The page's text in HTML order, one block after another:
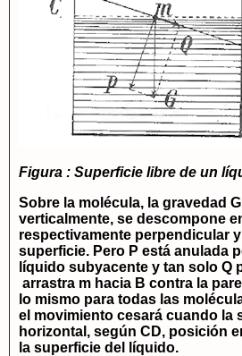
Figura : Superficie libre de un
Sobre la molécula, la gravedad
verticalmente, se descompone
respectivamente perpendicular
superficie. Pero P está anulada
líquido subyacente y tan solo Q
arrastra m hacia B contra la
lo mismo para todas las
el movimiento cesará cuando la
horizontal, según CD, posición
la superficie del líquido.